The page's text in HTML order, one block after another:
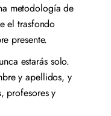
metodología de
el trasfondo
presente.
estarás solo.
y apellidos, y
profesores y